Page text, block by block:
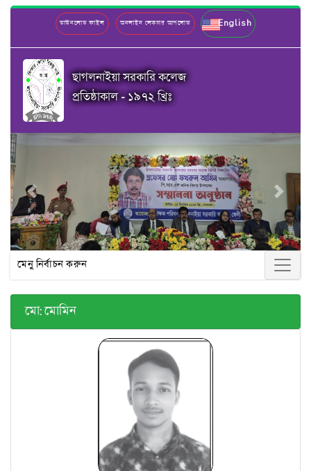
ডাউনলোড ফাইল অনলাইন লেকচার আপলোড English
ছাগলনাইয়া সরকারি কলেজ
প্রতিষ্ঠাকাল - ১৯৭২ খ্রিঃ
Previous Next
মেনু নির্বাচন করুন
মো: মোমিন